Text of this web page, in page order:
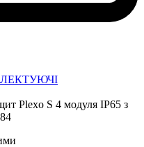
Plexo S 4 модуля IP65 з